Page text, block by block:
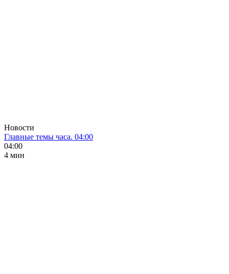
Новости
Главные темы часа. 04:00
04:00
4 мин